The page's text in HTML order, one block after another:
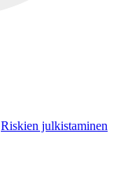
Riskien julkistaminen